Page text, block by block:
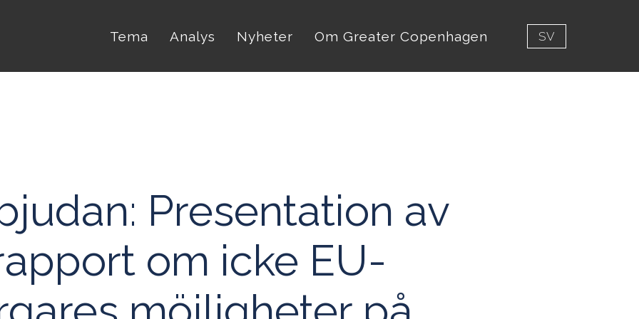
Tema Analys Nyheter Om Greater Copenhagen SV
Presentation av
om icke EU-